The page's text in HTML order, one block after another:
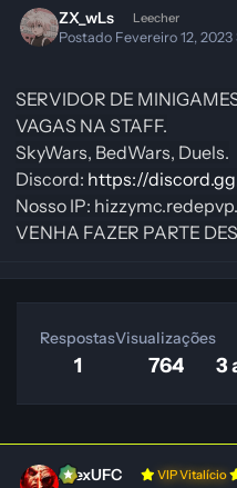
ZX_wLs Leecher
Postado Fevereiro 12, 2023
SERVIDOR DE
VAGAS NA STAFF.
SkyWars, BedWars, Duels.
Discord: https://
Nosso IP:
VENHA FAZER PARTE
Respostas
1
Visualizações
764 3
AlexUFC VIP Vitalício